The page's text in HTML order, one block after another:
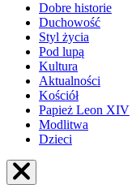
Dobre historie
Duchowość
Styl życia
Pod lupą
Kultura
Aktualności
Kościół
Papież Leon XIV
Modlitwa
Dzieci